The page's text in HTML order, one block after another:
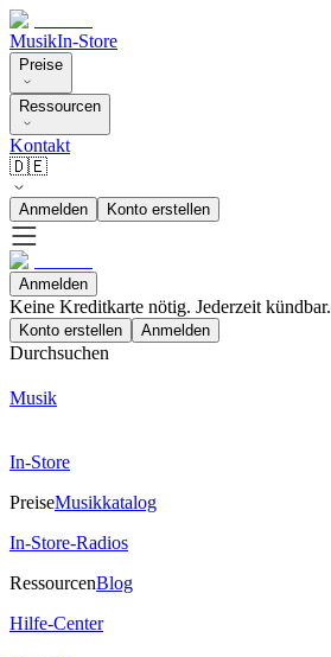
MusikIn-Store
Preise
Ressourcen
Kontakt
🇩🇪
Anmelden Konto erstellen
Anmelden
Keine Kreditkarte nötig. Jederzeit kündbar.
Konto erstellen Anmelden
Durchsuchen
Musik
In-Store
PreiseMusikkatalog
In-Store-Radios
RessourcenBlog
Hilfe-Center